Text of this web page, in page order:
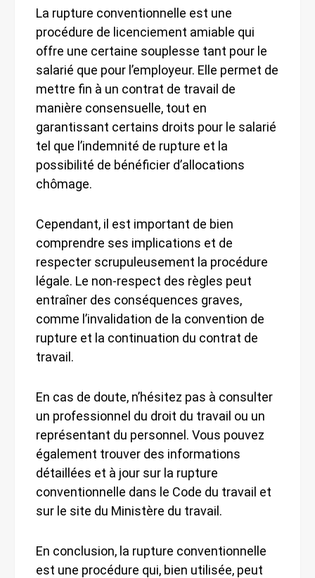
La rupture conventionnelle est une
procédure de licenciement amiable qui
offre une certaine souplesse tant pour le
salarié que pour l’employeur. Elle permet de
mettre fin à un contrat de travail de
manière consensuelle, tout en
garantissant certains droits pour le salarié
tel que l’indemnité de rupture et la
possibilité de bénéficier d’allocations
chômage.
Cependant, il est important de bien
comprendre ses implications et de
respecter scrupuleusement la procédure
légale. Le non-respect des règles peut
entraîner des conséquences graves,
comme l’invalidation de la convention de
rupture et la continuation du contrat de
travail.
En cas de doute, n’hésitez pas à consulter
un professionnel du droit du travail ou un
représentant du personnel. Vous pouvez
également trouver des informations
détaillées et à jour sur la rupture
conventionnelle dans le Code du travail et
sur le site du Ministère du travail.
En conclusion, la rupture conventionnelle
est une procédure qui, bien utilisée, peut